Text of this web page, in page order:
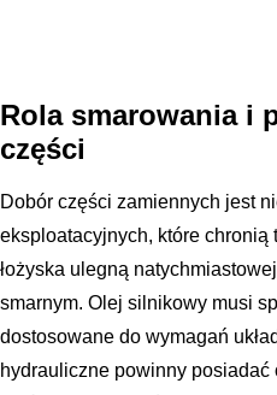
Rola smarowania i
części
Dobór części zamiennych jest
eksploatacyjnych, które
łożyska ulegną
smarnym. Olej silnikowy musi
dostosowane do wymagań
hydrauliczne powinny